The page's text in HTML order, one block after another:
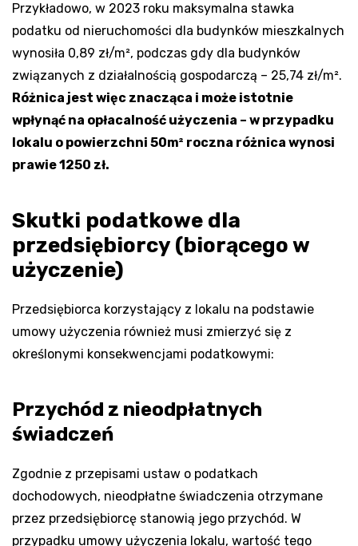
Przykładowo, w 2023 roku maksymalna stawka
podatku od nieruchomości dla budynków mieszkalnych
wynosiła 0,89 zł/m², podczas gdy dla budynków
związanych z działalnością gospodarczą – 25,74 zł/m².
Różnica jest więc znacząca i może istotnie
wpłynąć na opłacalność użyczenia – w przypadku
lokalu o powierzchni 50m² roczna różnica wynosi
prawie 1250 zł.
Skutki podatkowe dla
przedsiębiorcy (biorącego w
użyczenie)
Przedsiębiorca korzystający z lokalu na podstawie
umowy użyczenia również musi zmierzyć się z
określonymi konsekwencjami podatkowymi:
Przychód z nieodpłatnych
świadczeń
Zgodnie z przepisami ustaw o podatkach
dochodowych, nieodpłatne świadczenia otrzymane
przez przedsiębiorcę stanowią jego przychód. W
przypadku umowy użyczenia lokalu, wartość tego